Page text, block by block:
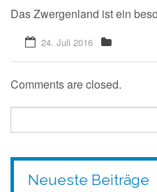
Datenschutz
Das Zwergenland ist ein
24. Juli 2016
Comments are closed.
Neueste Beiträge